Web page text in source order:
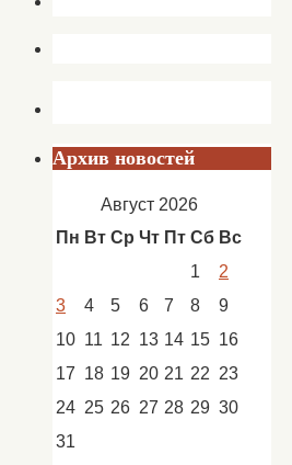
Архив новостей
Август 2026
Пн Вт Ср Чт Пт Сб Вс
1
2
3
4 5 6 7 8
9
10 11 12 13 14 15 16
17 18 19 20 21 22 23
24 25 26 27 28 29 30
31